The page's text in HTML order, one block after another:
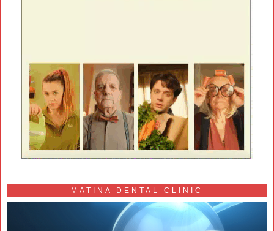
MATINA DENTAL CLINIC